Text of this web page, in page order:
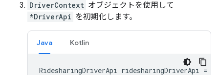
DriverContext オブジェクトを使用して
*DriverApi を初期化します。
Java Kotlin
RidesharingDriverApi ridesharingDriverApi =